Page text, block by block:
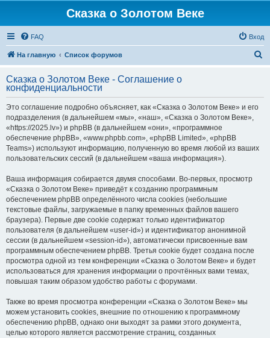
Сказка о Золотом Веке
FAQ Вход
На главную Список форумов
с
Сказка о Золотом Веке - Соглашение о
конфиденциальности
Это соглашение подробно объясняет, как «Сказка о Золотом Веке» и его
подразделения (в дальнейшем «мы», «наш», «Сказка о Золотом Веке»,
«https://2025.lv») и phpBB (в дальнейшем «они», «программное
обеспечение phpBB», «www.phpbb.com», «phpBB Limited», «phpBB
Teams») используют информацию, полученную во время любой из ваших
пользовательских сессий (в дальнейшем «ваша информация»).
Ваша информация собирается двумя способами. Во-первых, просмотр
«Сказка о Золотом Веке» приведёт к созданию программным
обеспечением phpBB определённого числа cookies (небольшие
текстовые файлы, загружаемые в папку временных файлов вашего
браузера). Первые две cookie содержат только идентификатор
пользователя (в дальнейшем «user-id») и идентификатор анонимной
сессии (в дальнейшем «session-id»), автоматически присвоенные вам
программным обеспечением phpBB. Третья cookie будет создана после
просмотра одной из тем конференции «Сказка о Золотом Веке» и будет
использоваться для хранения информации о прочтённых вами темах,
повышая таким образом удобство работы с форумами.
Также во время просмотра конференции «Сказка о Золотом Веке» мы
можем установить cookies, внешние по отношению к программному
обеспечению phpBB, однако они выходят за рамки этого документа,
целью которого является рассмотрение страниц, созданных